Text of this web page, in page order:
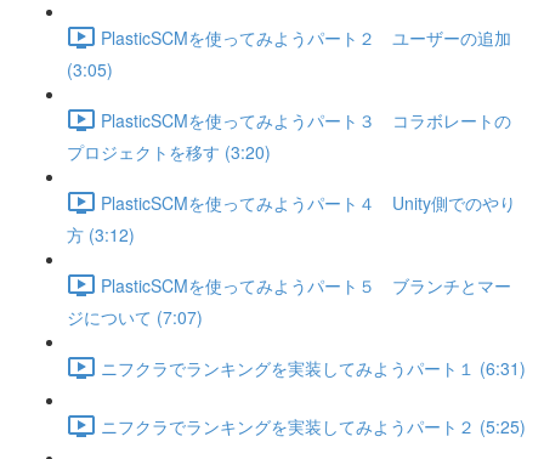
PlasticSCMを使ってみようパート２ ユーザーの追加
(3:05)
PlasticSCMを使ってみようパート３ コラボレートの
プロジェクトを移す (3:20)
PlasticSCMを使ってみようパート４ Unity側でのやり
方 (3:12)
PlasticSCMを使ってみようパート５ ブランチとマー
ジについて (7:07)
ニフクラでランキングを実装してみようパート１ (6:31)
ニフクラでランキングを実装してみようパート２ (5:25)